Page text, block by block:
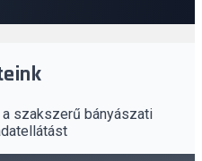
szakszerű bányászati